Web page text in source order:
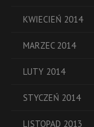
KWIECIEŃ 2014
MARZEC 2014
LUTY 2014
STYCZEŃ 2014
LISTOPAD 2013